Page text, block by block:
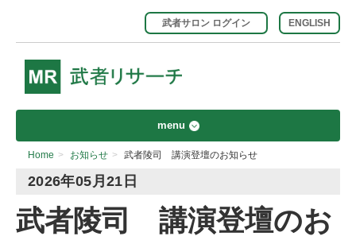
ENGLISH
武者サロン ログイン
menu
Home > お知らせ > 武者陵司 講演登壇のお知らせ
2026年05月21日
武者陵司 講演登壇のお